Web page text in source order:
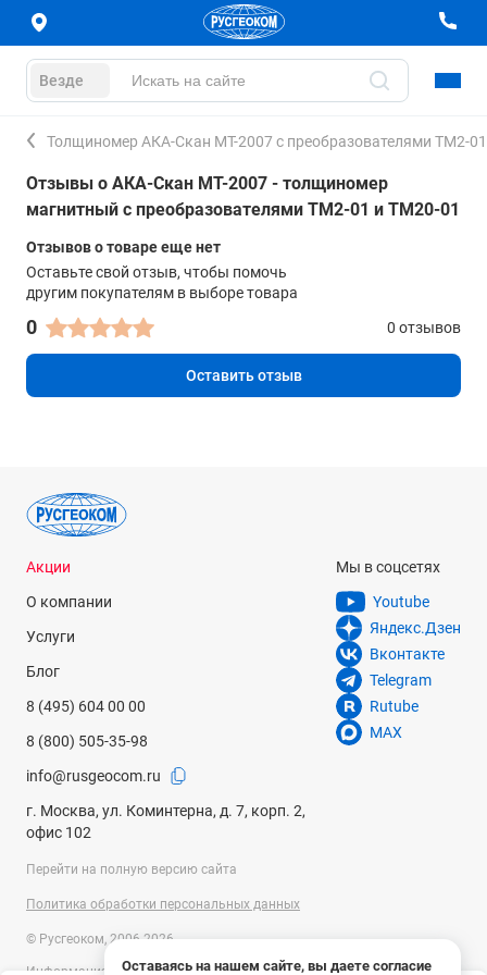
Везде
Толщиномер АКА-Скан МТ-2007 с преобразователями ТМ2-
Отзывы о АКА-Скан МТ-2007 - толщиномер
магнитный с преобразователями ТМ2-01 и ТМ20-01
Отзывов о товаре еще нет
Оставьте свой отзыв, чтобы помочь
другим покупателям в выборе товара
0 0 отзывов
Оставить отзыв
Оставаясь на нашем сайте, вы даете согласие
Акции
О компании
Услуги
Блог
8 (495) 604 00 00
8 (800) 505-35-98
info@rusgeocom.ru
г. Москва, ул. Коминтерна, д. 7, корп. 2,
офис 102
Мы в соцсетях
Youtube
Яндекс.Дзен
Вконтакте
Telegram
Rutube
MAX
Перейти на полную версию сайта
Политика обработки персональных данных
© Русгеоком, 2006-2026
Информация на сайте носит справочный характер и не является